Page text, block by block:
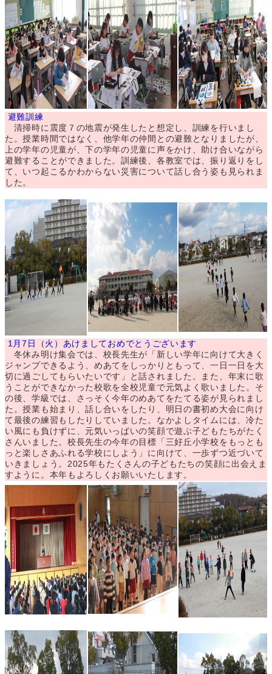
避難訓練
清掃時に震度７の地震が発生したと想定し、訓練を行いまし
た。授業時間ではなく、他学年の仲間との避難となりましたが、
上の学年の児童が、下の学年の児童に声をかけ、助け合いながら
避難することができました。訓練後、各教室では、振り返りをし
て、いつ起こるかわからない災害について話し合う姿も見られま
した。
1月7日（火）あけましておめでとうございます
冬休み明け集会では、校長先生が「新しい学年に向けて大きく
ジャンプできるよう、めあてをしっかりともって、一日一日を大
切に過ごしてもらいたいです」と話されました。また、年末に歌
うことができなかった校歌を全校児童で元気よく歌いました。そ
の後、学級では、さっそく今年のめあてをたてる姿が見られまし
た。授業も始まり、話し合いをしたり、明日の書初め大会に向け
て最後の練習もしたりしていました。なかよしタイムには、冷た
い風にも負けずに、元気いっぱいの笑顔で遊ぶ子どもたちがたく
さんいました。校長先生の今年の目標「三好丘小学校をもっとも
っと楽しさあふれる学校にしよう」に向けて、一歩ずつ近づいて
いきましょう。2025年もたくさんの子どもたちの笑顔に出会えま
すように。本年もよろしくお願いいたします。